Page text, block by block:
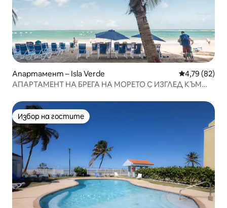
Апартамент – Isla Verde Средна
4,79 (82)
АПАРТАМЕНТ НА БРЕГА НА МОРЕТО С ИЗГЛЕД КЪМ
Избор на гостите
Избор на гостите